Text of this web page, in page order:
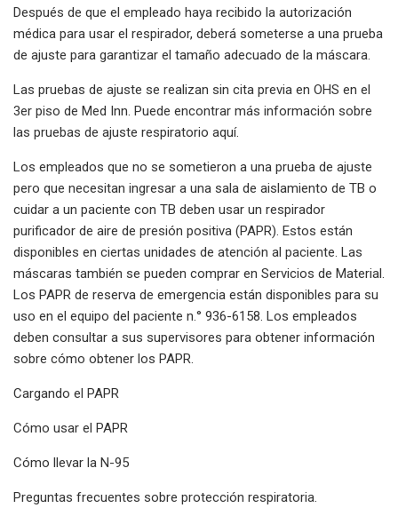
Después de que el empleado haya recibido la autorización
médica para usar el respirador, deberá someterse a una prueba
de ajuste para garantizar el tamaño adecuado de la máscara.
Las pruebas de ajuste se realizan sin cita previa en OHS en el
3er piso de Med Inn. Puede encontrar más información sobre
las pruebas de ajuste respiratorio aquí.
Los empleados que no se sometieron a una prueba de ajuste
pero que necesitan ingresar a una sala de aislamiento de TB o
cuidar a un paciente con TB deben usar un respirador
purificador de aire de presión positiva (PAPR). Estos están
disponibles en ciertas unidades de atención al paciente. Las
máscaras también se pueden comprar en Servicios de Material.
Los PAPR de reserva de emergencia están disponibles para su
uso en el equipo del paciente n.° 936-6158. Los empleados
deben consultar a sus supervisores para obtener información
sobre cómo obtener los PAPR.
Cargando el PAPR
Cómo usar el PAPR
Cómo llevar la N-95
Preguntas frecuentes sobre protección respiratoria.